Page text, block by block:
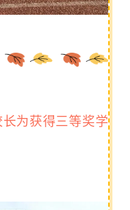
为获得三等奖学